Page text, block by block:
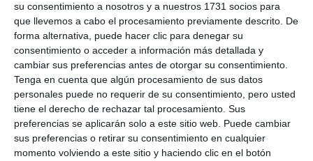
su consentimiento a nosotros y a nuestros 1731 socios para
que llevemos a cabo el procesamiento previamente descrito. De
forma alternativa, puede hacer clic para denegar su
consentimiento o acceder a información más detallada y
cambiar sus preferencias antes de otorgar su consentimiento.
Tenga en cuenta que algún procesamiento de sus datos
personales puede no requerir de su consentimiento, pero usted
tiene el derecho de rechazar tal procesamiento. Sus
preferencias se aplicarán solo a este sitio web. Puede cambiar
sus preferencias o retirar su consentimiento en cualquier
momento volviendo a este sitio y haciendo clic en el botón